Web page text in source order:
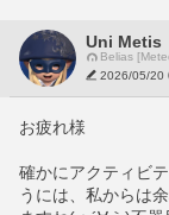
Uni Metis
Belias
2026/05/20
お疲れ様
確かにアクティビ
うには、私からは